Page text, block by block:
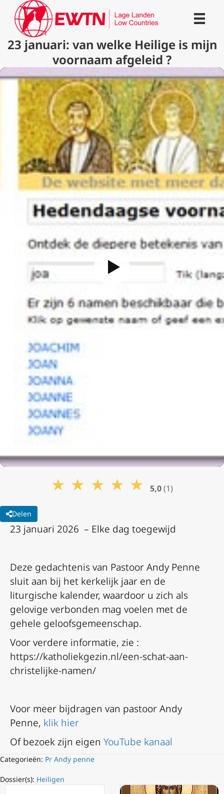
23 januari: van welke Heilige is mijn
voornaam afgeleid ?
★ ★ ★ ★ ★ 5,0(1)
Delen
23 januari 2026 – Elke dag toegewijd
Deze gedachtenis van Pastoor Andy Penne
sluit aan bij het kerkelijk jaar en de
liturgische kalender, waardoor u zich als
gelovige verbonden mag voelen met de
gehele geloofsgemeenschap.
Voor verdere informatie, zie :
https://katholiekgezin.nl/een-schat-aan-
christelijke-namen/
Voor meer bijdragen van pastoor Andy
Penne, klik hier
Of bezoek zijn eigen YouTube kanaal
Categorieën: Pr Andy penne
Dossier(s): Heiligen